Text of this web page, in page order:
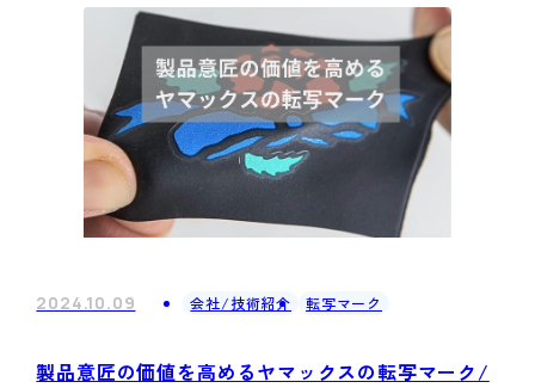
2024.10.09 会社/技術紹介 転写マーク
製品意匠の価値を高めるヤマックスの転写マーク/